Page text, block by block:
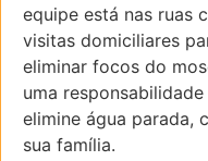
equipe está nas ruas
visitas domiciliares
eliminar focos do
uma
elimine água parada,
sua família.